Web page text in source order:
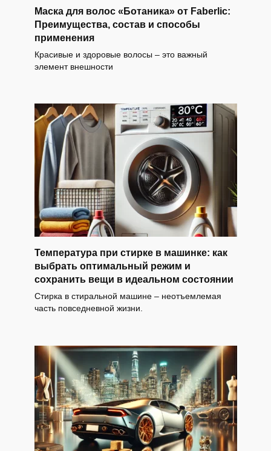
Маска для волос «Ботаника» от Faberlic:
Преимущества, состав и способы
применения
Красивые и здоровые волосы – это важный
элемент внешности
Температура при стирке в машинке: как
выбрать оптимальный режим и
сохранить вещи в идеальном состоянии
Стирка в стиральной машине – неотъемлемая
часть повседневной жизни.